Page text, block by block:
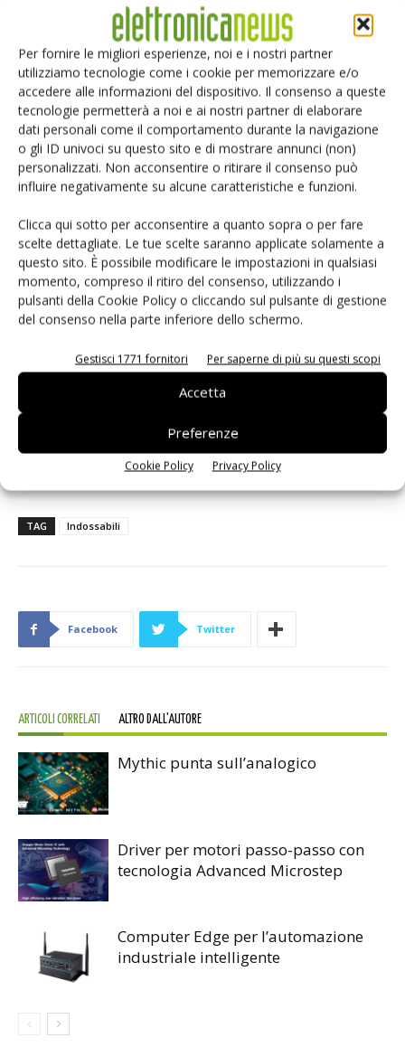
Per fornire le migliori esperienze, noi e i nostri partner
utilizziamo tecnologie come i cookie per memorizzare e/o
accedere alle informazioni del dispositivo. Il consenso a queste
tecnologie permetterà a noi e ai nostri partner di elaborare
dati personali come il comportamento durante la navigazione
o gli ID univoci su questo sito e di mostrare annunci (non)
personalizzati. Non acconsentire o ritirare il consenso può
influire negativamente su alcune caratteristiche e funzioni.
Clicca qui sotto per acconsentire a quanto sopra o per fare
scelte dettagliate. Le tue scelte saranno applicate solamente a
questo sito. È possibile modificare le impostazioni in qualsiasi
momento, compreso il ritiro del consenso, utilizzando i
pulsanti della Cookie Policy o cliccando sul pulsante di gestione
del consenso nella parte inferiore dello schermo.
Gestisci 1771 fornitori Per saperne di più su questi scopi
Accetta
Preferenze
Cookie Policy Privacy Policy
sono in grado di risparmiare tempo in quanto non c’è
bisogno di tornare indietro e ridisegnare un poligono se
qualcosa non è corretto. Al contrario, possono modificare il
poligono esistente, editandolo per garantire che
l’adattamento sia corretto. Un’altra caratteristica preziosa
per la progettazione di circuiti stampati flessibili è il Pcb
Layer Stack Management offerto da Altium. Unendo sezioni
rigide di Pcb tra loro tramite sezioni flessibili, è possibile
ripiegati per adattarsi a contenitori di forma insolita.
Risultatia prova di futuro
Utilizzando Altium Designer, MC10 è stata in grado di
spingere oltre la progettazione dei propri circuiti,
ottenendo una flessibilità unica. Grazie a un’offerta unica di
Altium, il team MC10 è stato in grado di sfruttare la propria
immaginazione e continuare a creare progetti avanzati di
elettronica futuristica, piuttosto che rimanere impigliato
nella complessità del back-end.
TAG Indossabili
Facebook Twitter
ARTICOLI CORRELATI ALTRO DALL'AUTORE
Mythic punta sull’analogico
Driver per motori passo-passo con
tecnologia Advanced Microstep
Computer Edge per l’automazione
industriale intelligente